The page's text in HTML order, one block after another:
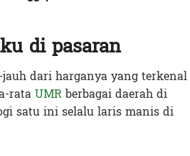
di pasaran
dari harganya yang terkenal
rataUMRberbagai daerah di
satu ini selalu laris manis di